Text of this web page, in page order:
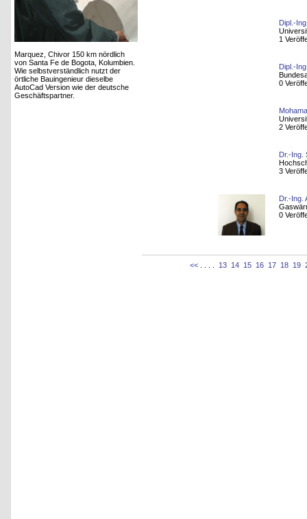
Marquez, Chivor 150 km nördlich
von Santa Fe de Bogota, Kolumbien.
Wie selbstverständlich nutzt der
örtliche Bauingenieur dieselbe
AutoCad Version wie der deutsche
Geschäftspartner.
Dipl.-
1
Dipl.-
0
2
Dr.-Ing.
3
Dr.-Ing.
0
<<. . . . 13 14 15 16 17 18 19